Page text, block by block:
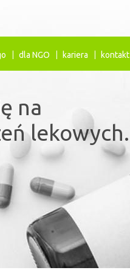
na
lekowych.
dla NGO kariera kontakt